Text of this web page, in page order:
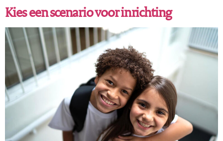
Kies een scenario voor inrichting